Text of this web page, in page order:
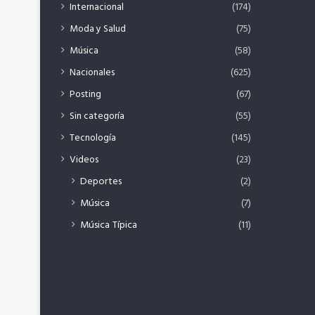
Internacional
(174)
Moda y Salud
(75)
Música
(58)
Nacionales
(625)
Posting
(67)
Sin categoría
(55)
Tecnología
(145)
Videos
(23)
Deportes
(2)
Música
(7)
Música Típica
(11)